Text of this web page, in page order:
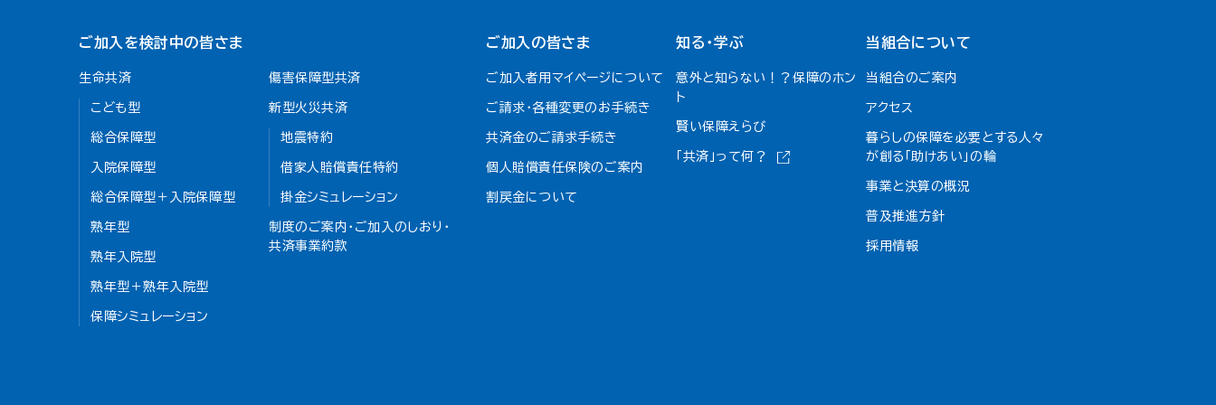
ご加入を検討中の皆さま
生命共済
こども型
総合保障型
入院保障型
総合保障型＋入院保障型
熟年型
熟年入院型
熟年型＋熟年入院型
保障シミュレーション
傷害保障型共済
新型火災共済
地震特約
借家人賠償責任特約
掛金シミュレーション
制度のご案内・ご加入のしおり・
共済事業約款
ご加入の皆さま
ご加入者用マイページについて
ご請求・各種変更のお手続き
共済金のご請求手続き
個人賠償責任保険のご案内
割戻金について​
知る・学ぶ
意外と知らない！？保障のホン
ト
賢い保障えらび
「共済」って何？
当組合について
当組合のご案内
アクセス
暮らしの保障を必要とする人々
が創る「助けあい」の輪
事業と決算の概況
普及推進方針
採用情報